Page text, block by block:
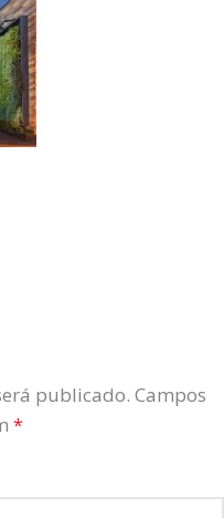
publicado. Campos
*